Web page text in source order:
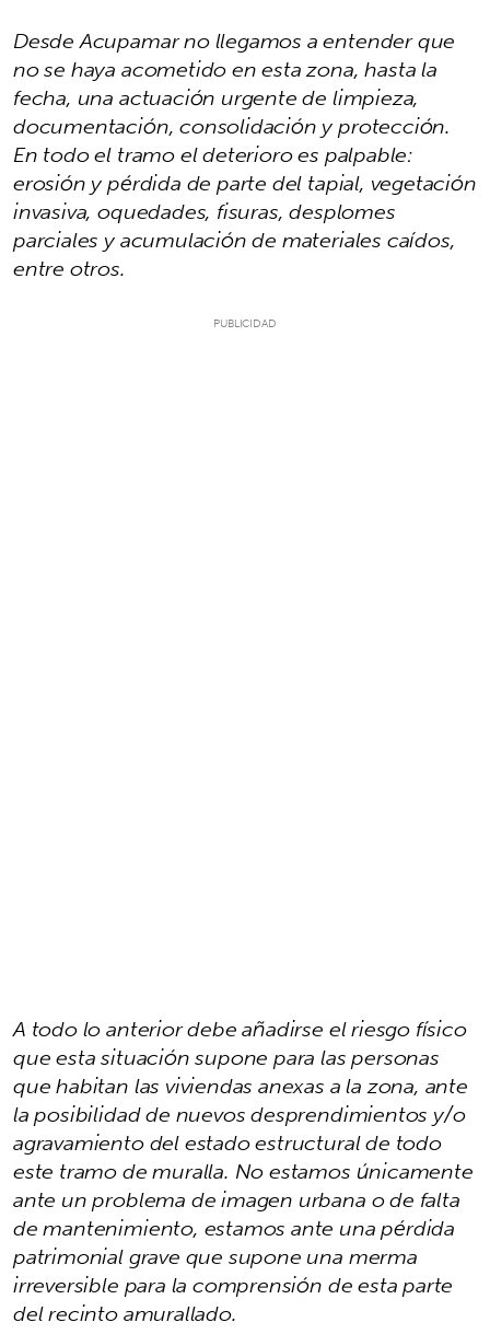
Desde Acupamar no llegamos a entender que
no se haya acometido en esta zona, hasta la
fecha, una actuación urgente de limpieza,
documentación, consolidación y protección.
En todo el tramo el deterioro es palpable:
erosión y pérdida de parte del tapial, vegetación
invasiva, oquedades, fisuras, desplomes
parciales y acumulación de materiales caídos,
entre otros.
A todo lo anterior debe añadirse el riesgo físico
que esta situación supone para las personas
que habitan las viviendas anexas a la zona, ante
la posibilidad de nuevos desprendimientos y/o
agravamiento del estado estructural de todo
este tramo de muralla. No estamos únicamente
ante un problema de imagen urbana o de falta
de mantenimiento, estamos ante una pérdida
patrimonial grave que supone una merma
irreversible para la comprensión de esta parte
del recinto amurallado.